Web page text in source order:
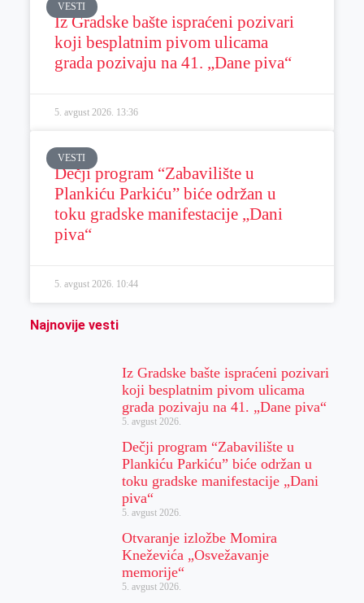
VESTI
Iz Gradske bašte ispraćeni pozivari
koji besplatnim pivom ulicama
grada pozivaju na 41. „Dane piva“
5. avgust 2026. 13:36
VESTI
Dečji program “Zabavilište u
Plankiću Parkiću” biće održan u
toku gradske manifestacije „Dani
piva“
5. avgust 2026. 10:44
Najnovije vesti
Iz Gradske bašte ispraćeni pozivari
koji besplatnim pivom ulicama
grada pozivaju na 41. „Dane piva“
5. avgust 2026.
Dečji program “Zabavilište u
Plankiću Parkiću” biće održan u
toku gradske manifestacije „Dani
piva“
5. avgust 2026.
Otvaranje izložbe Momira
Kneževića „Osvežavanje
memorije“
5. avgust 2026.